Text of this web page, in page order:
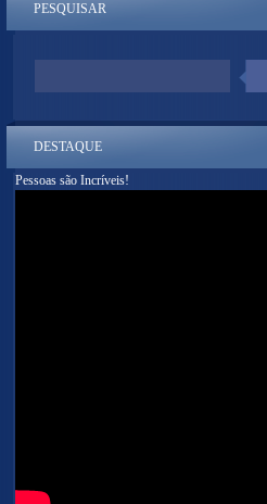
PESQUISAR
DESTAQUE
Pessoas são Incríveis!